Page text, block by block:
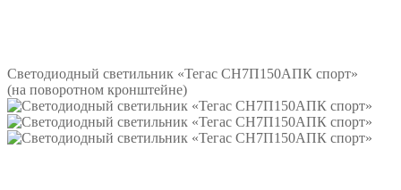
Светодиодный светильник «Тегас СН7П150АПК спорт»
(на поворотном кронштейне)